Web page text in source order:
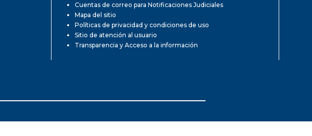
Cuentas de correo para Notificaciones Judiciales
Mapa del sitio
Políticas de privacidad y condiciones de uso
Sitio de atención al usuario
Transparencia y Acceso a la información